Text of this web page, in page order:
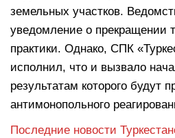
земельных участков.
уведомление о прекращении
практики. Однако, СПК
исполнил, что и вызвало
результатам которого будут
антимонопольного
Последние новости